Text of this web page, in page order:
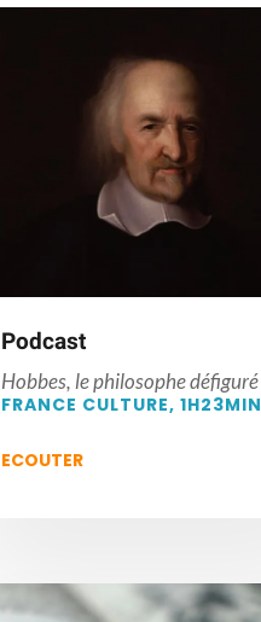
Podcast
Hobbes, le philosophe défiguré
FRANCE CULTURE, 1H23MIN
ECOUTER